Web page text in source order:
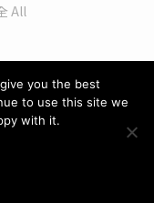
All
you the best
to use this site we
with it.